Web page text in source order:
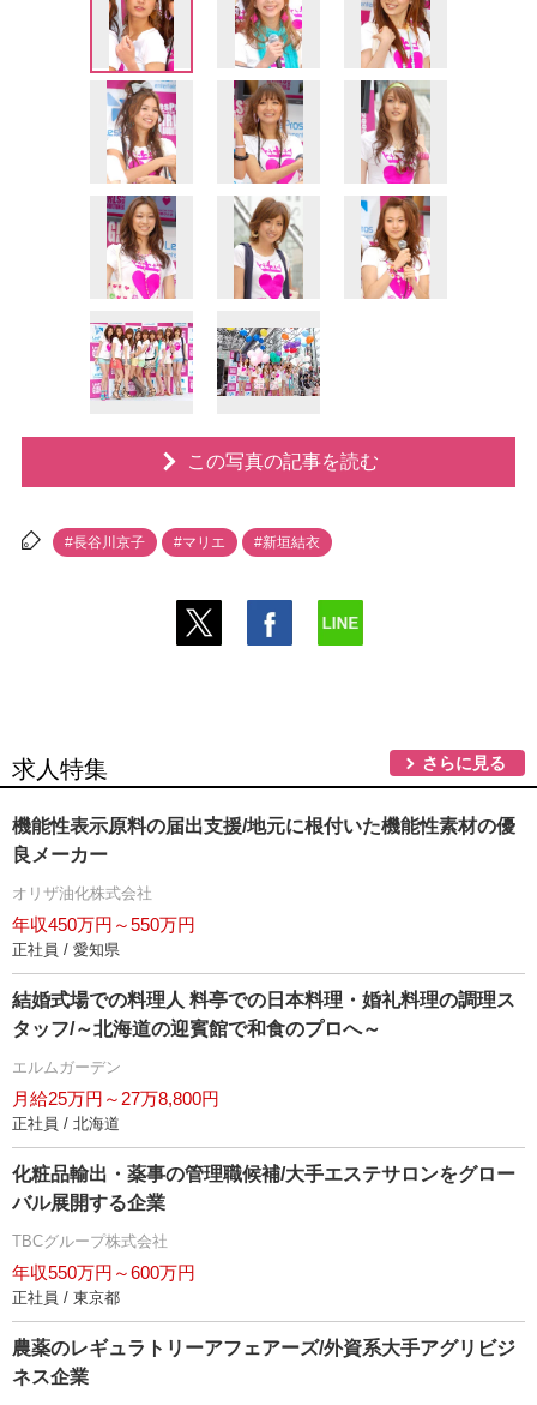
この写真の記事を読む
#長谷川京子 #マリエ #新垣結衣
求人特集 さらに見る
機能性表示原料の届出支援/地元に根付いた機能性素材の優
良メーカー
オリザ油化株式会社
年収450万円～550万円
正社員 / 愛知県
結婚式場での料理人 料亭での日本料理・婚礼料理の調理ス
タッフ/～北海道の迎賓館で和食のプロへ～
エルムガーデン
月給25万円～27万8,800円
正社員 / 北海道
化粧品輸出・薬事の管理職候補/大手エステサロンをグロー
バル展開する企業
TBCグループ株式会社
年収550万円～600万円
正社員 / 東京都
農薬のレギュラトリーアフェアーズ/外資系大手アグリビジ
ネス企業